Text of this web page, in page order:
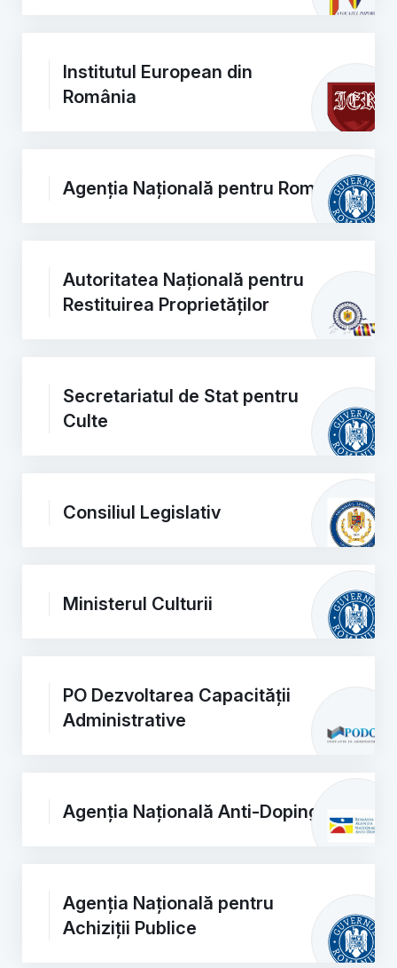
Institutul European din
România
Agenția Națională pentru Romi
Autoritatea Națională pentru
Restituirea Proprietăților
Secretariatul de Stat pentru
Culte
Consiliul Legislativ
Ministerul Culturii
PO Dezvoltarea Capacității
Administrative
Agenția Națională Anti-Doping
Agenția Națională pentru
Achiziții Publice